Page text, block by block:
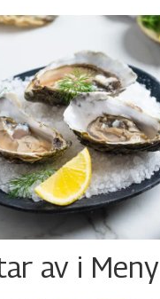
av i Meny